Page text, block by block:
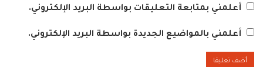
أعلمني بمتابعة التعليقات بواسطة البريد الإلكتروني.
أعلمني بالمواضيع الجديدة بواسطة البريد الإلكتروني.